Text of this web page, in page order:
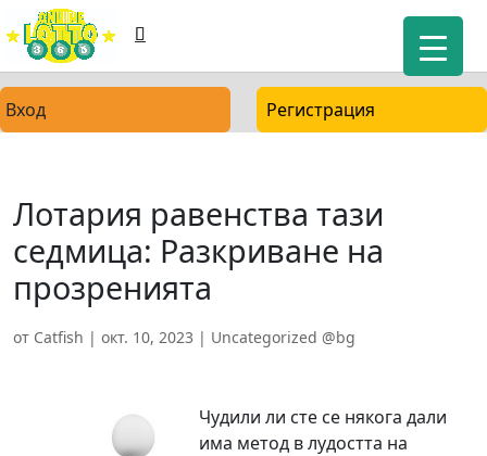
Вход Регистрация
Лотария равенства тази
седмица: Разкриване на
прозренията
от Catfish | окт. 10, 2023 | Uncategorized @bg
Чудили ли сте се някога дали
има метод в лудостта на